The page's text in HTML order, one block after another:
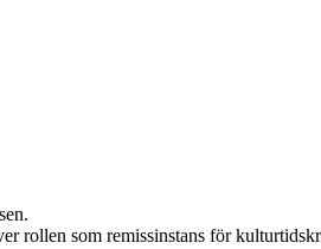
rollen som remissinstans för